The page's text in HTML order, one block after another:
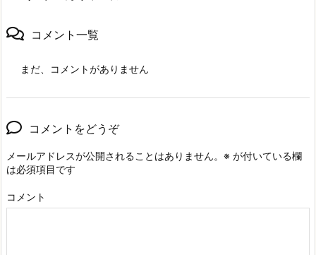
コメント一覧
まだ、コメントがありません
コメントをどうぞ
メールアドレスが公開されることはありません。 ※ が付いている欄
は必須項目です
コメント